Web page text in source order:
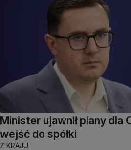
Minister ujawnił plany dla
wejść do spółki
Z KRAJU